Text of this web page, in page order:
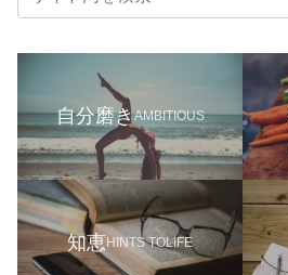
自分磨きAMBITIOUS
知恵HINTS TOLIFE